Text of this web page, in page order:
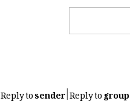
Reply tosender|Reply togroup